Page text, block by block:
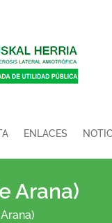
ENLACES
Arana)